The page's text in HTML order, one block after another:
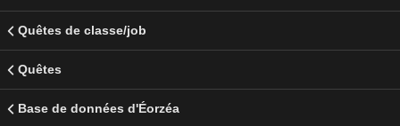
Quêtes de classe/job
Quêtes
Base de données d'Éorzéa